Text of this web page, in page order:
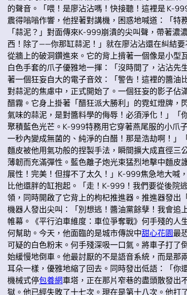
的聲音。「喂！是廖沾沾嗎！快接聽！這裡是 K-
震得嗡嗡作響，他捏著對講機，困惑地喊道：「特
「蒜泥？」對面傳來K-999崩潰的尖叫聲，帶著
西！除了——你那缸蒜泥！」就在廖沾沾還在糾結
從牆上的破洞鑽進來。它的背上揹著一個像是小
白色手套的爪子優雅地一揮：「沒時間了，沾沾
著一個狂妄自大的電子音效：「警告！這裡的醬
對蒜泥的焦慮中，正式開始了。一個狂妄的影子
醋霧。它身上掛著「醋狂派大勝利」的霓虹燈牌
氣味的蒜泥，是對醬料學的侮辱！必須淨化！」「
聚積藍色光芒。K-999特務用它穿著燕尾服的小爪
一秒內變成無菌的、純淨的白醋！那是浩劫啊！」
麵皮被他用氣功般的捏製手法，瞬間擴大成直徑三
薄韌而充滿彈性。藍色離子炮光束猛烈地擊中麵
展性！完美！但撐不了太久！」K-999焦急地大喊
比他還胖的缸抱起。「走！K-999！我們要從後院
領，同時開啟了它背上的枸杞推進器。推進器發
機器人發出尖叫：「別想逃！醬油黨餘孽！我會追
帷幕。《平行泊車維度：車位爭奪戰》何手殘的
何幫助。今天，他面臨的是城市傳說中甜心花園最
可疑的白色粉末。何手殘深吸一口氣。將車子打了
始緩慢地倒車。他最討厭的不是語音系統，而是那
耳朵一樣，優雅地縮了回去。同時發出低語：「
機械式停包養網車塔，正在那片窄巷的盡頭散發出
獄。他已經失敗了十七次。現在是第十八次。他打